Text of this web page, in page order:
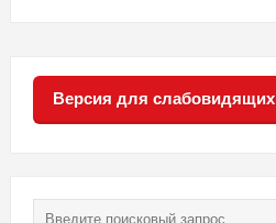
Версия для слабовидящих